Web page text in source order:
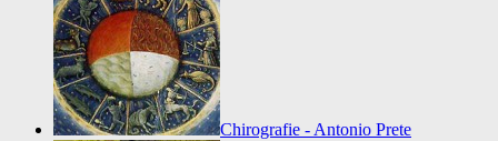
Chirografie - Antonio Prete